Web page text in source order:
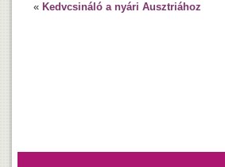
« Kedvcsináló a nyári Ausztriához